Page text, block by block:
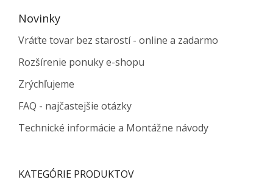
Novinky
Vráťte tovar bez starostí - online a zadarmo
Rozšírenie ponuky e-shopu
Zrýchľujeme
FAQ - najčastejšie otázky
Technické informácie a Montážne návody
KATEGÓRIE PRODUKTOV